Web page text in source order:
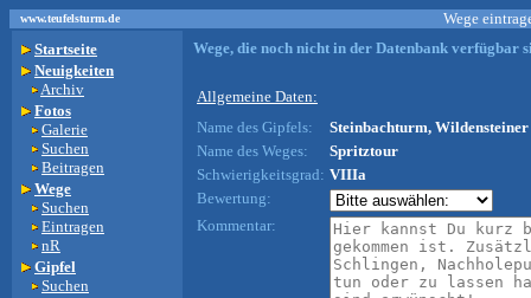
www.teufelsturm.de
Wege
Startseite
Neuigkeiten
Archiv
Fotos
Galerie
Suchen
Beitragen
Wege
Suchen
Eintragen
nR
Gipfel
Suchen
Wege, die noch nicht in der Datenbank verfügbar
Allgemeine Daten:
Name des Gipfels:
Steinbachturm, Wildensteiner
Name des Weges:
Spritztour
Schwierigkeitsgrad: VIIIa
Bewertung:
Kommentar: